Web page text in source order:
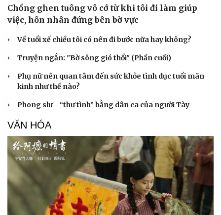
Chồng ghen tuông vô cớ từ khi tôi đi làm giúp
việc, hôn nhân đứng bên bờ vực
Về tuổi xế chiều tôi có nên đi bước nữa hay không?
Truyện ngắn: "Bờ sông gió thổi" (Phần cuối)
Phụ nữ nên quan tâm đến sức khỏe tình dục tuổi mãn
kinh như thế nào?
Phong slư - “thư tình” bằng dân ca của người Tày
VĂN HÓA